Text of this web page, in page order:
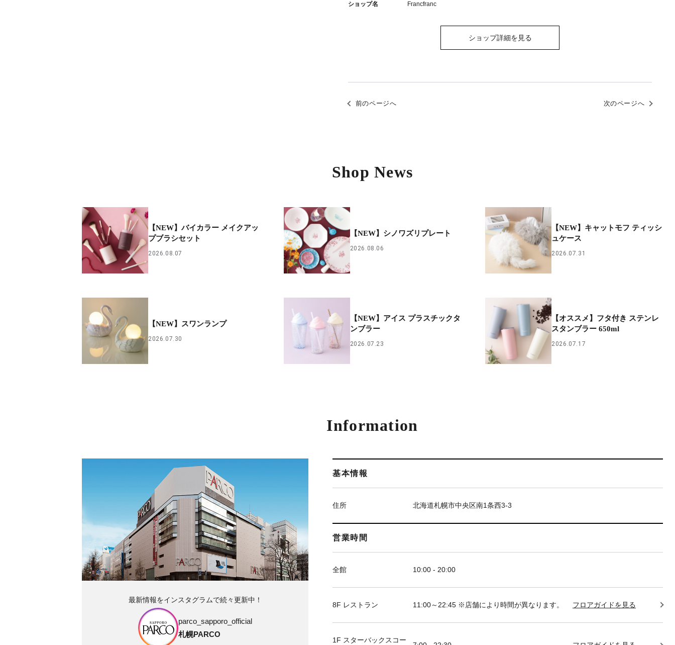
ショップ名 Francfranc
ショップ詳細を見る
前のページへ 次のページへ
Shop News
【NEW】バイカラー メイクアッ
プブラシセット
2026.08.07
【NEW】シノワズリプレート
2026.08.06
【NEW】キャットモフ ティッシ
ュケース
2026.07.31
【NEW】スワンランプ
2026.07.30
【NEW】アイス プラスチックタ
ンブラー
2026.07.23
【オススメ】フタ付き ステンレ
スタンブラー 650ml
2026.07.17
Information
基本情報
住所 北海道札幌市中央区南1条西3-3
営業時間
全館 10:00 - 20:00
8F レストラン 11:00～22:45 ※店舗により時間が異なります。 フロアガイドを見る
1F スターバックスコー
最新情報をインスタグラムで続々更新中！
parco_sapporo_official
札幌PARCO